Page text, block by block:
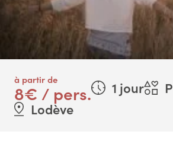
à partir de
8€ / pers. 1 jour
Lodève